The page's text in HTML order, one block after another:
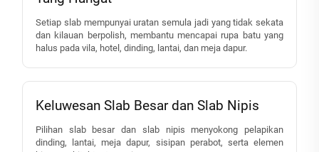
Setiap slab mempunyai uratan semula jadi yang tidak sekata
dan kilauan berpolish, membantu mencapai rupa batu yang
halus pada vila, hotel, dinding, lantai, dan meja dapur.
Keluwesan Slab Besar dan Slab Nipis
Pilihan slab besar dan slab nipis menyokong pelapikan
dinding, lantai, meja dapur, sisipan perabot, serta elemen